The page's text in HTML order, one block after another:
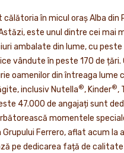
călătoria în micul oraș Alba din
este unul dintre cei mai
ambalate din lume, cu peste
vândute în peste 170 de țări.
oamenilor din întreaga lume
inclusiv Nutella®, Kinder®,
47.000 de angajați sunt
momentele
Ferrero, aflat acum la
pe dedicarea față de calitate